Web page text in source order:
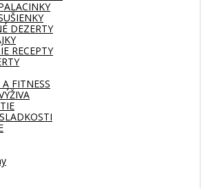
DEZERTY
RECEPTY
FITNESS